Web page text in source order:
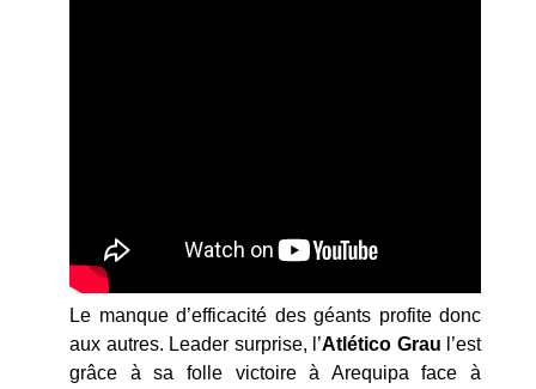
Le manque d’efficacité des géants profite donc
aux autres. Leader surprise, l’Atlético Grau l’est
grâce à sa folle victoire à Arequipa face à